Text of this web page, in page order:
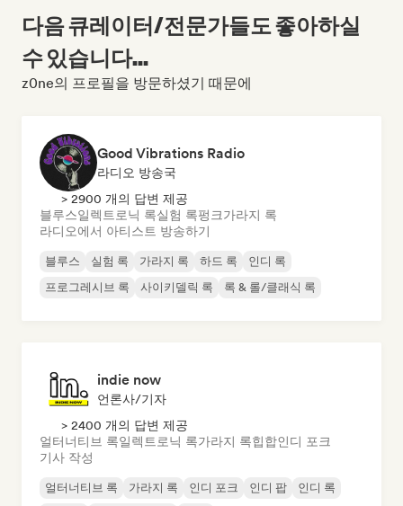
다음 큐레이터/전문가들도 좋아하실
수 있습니다...
z0ne의 프로필을 방문하셨기 때문에
Good Vibrations Radio
라디오 방송국
> 2900 개의 답변 제공
블루스일렉트로닉 록실험 록펑크가라지 록
라디오에서 아티스트 방송하기
블루스 실험 록 가라지 록 하드 록
인디 록
프로그레시브 록
사이키델릭 록 록 & 롤/클래식 록
indie now
언론사/기자
> 2400 개의 답변 제공
얼터너티브 록일렉트로닉 록가라지 록힙합인디 포크
기사 작성
얼터너티브 록 가라지 록 인디 포크 인디 팝
인디 록